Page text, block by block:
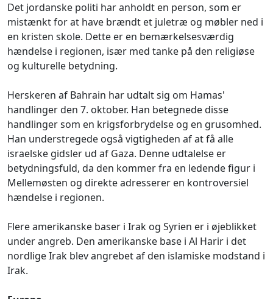
Det jordanske politi har anholdt en person, som er
mistænkt for at have brændt et juletræ og møbler ned i
en kristen skole. Dette er en bemærkelsesværdig
hændelse i regionen, især med tanke på den religiøse
og kulturelle betydning.
Herskeren af Bahrain har udtalt sig om Hamas'
handlinger den 7. oktober. Han betegnede disse
handlinger som en krigsforbrydelse og en grusomhed.
Han understregede også vigtigheden af at få alle
israelske gidsler ud af Gaza. Denne udtalelse er
betydningsfuld, da den kommer fra en ledende figur i
Mellemøsten og direkte adresserer en kontroversiel
hændelse i regionen.
Flere amerikanske baser i Irak og Syrien er i øjeblikket
under angreb. Den amerikanske base i Al Harir i det
nordlige Irak blev angrebet af den islamiske modstand i
Irak.